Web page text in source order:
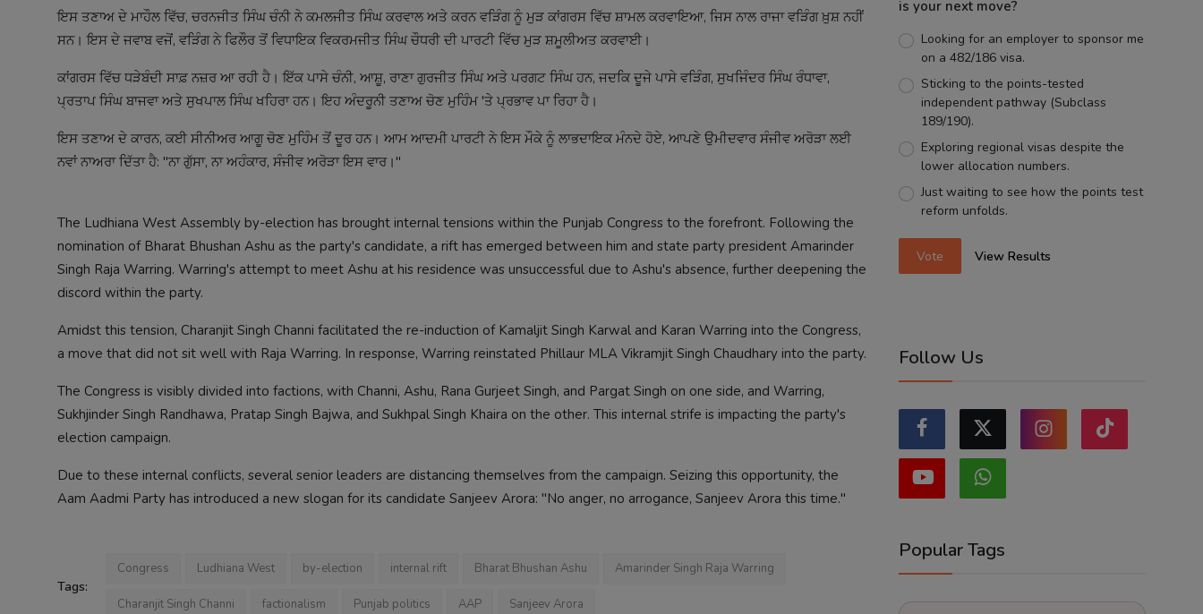
ਇਸ ਤਣਾਅ ਦੇ ਮਾਹੌਲ ਵਿੱਚ, ਚਰਨਜੀਤ ਸਿੰਘ ਚੰਨੀ ਨੇ ਕਮਲਜੀਤ ਸਿੰਘ ਕਰਵਾਲ ਅਤੇ ਕਰਨ ਵੜਿੰਗ ਨੂੰ ਮੁੜ ਕਾਂਗਰਸ ਵਿੱਚ ਸ਼ਾਮਲ ਕਰਵਾਇਆ, ਜਿਸ ਨਾਲ ਰਾਜਾ ਵੜਿੰਗ ਖ਼ੁਸ਼ ਨਹੀਂ
ਸਨ। ਇਸ ਦੇ ਜਵਾਬ ਵਜੋਂ, ਵੜਿੰਗ ਨੇ ਫਿਲੌਰ ਤੋਂ ਵਿਧਾਇਕ ਵਿਕਰਮਜੀਤ ਸਿੰਘ ਚੌਧਰੀ ਦੀ ਪਾਰਟੀ ਵਿੱਚ ਮੁੜ ਸ਼ਮੂਲੀਅਤ ਕਰਵਾਈ।
ਕਾਂਗਰਸ ਵਿੱਚ ਧੜੇਬੰਦੀ ਸਾਫ਼ ਨਜ਼ਰ ਆ ਰਹੀ ਹੈ। ਇੱਕ ਪਾਸੇ ਚੰਨੀ, ਆਸ਼ੂ, ਰਾਣਾ ਗੁਰਜੀਤ ਸਿੰਘ ਅਤੇ ਪਰਗਟ ਸਿੰਘ ਹਨ, ਜਦਕਿ ਦੂਜੇ ਪਾਸੇ ਵੜਿੰਗ, ਸੁਖਜਿੰਦਰ ਸਿੰਘ ਰੰਧਾਵਾ,
ਪ੍ਰਤਾਪ ਸਿੰਘ ਬਾਜਵਾ ਅਤੇ ਸੁਖਪਾਲ ਸਿੰਘ ਖਹਿਰਾ ਹਨ। ਇਹ ਅੰਦਰੂਨੀ ਤਣਾਅ ਚੋਣ ਮੁਹਿੰਮ 'ਤੇ ਪ੍ਰਭਾਵ ਪਾ ਰਿਹਾ ਹੈ।
ਇਸ ਤਣਾਅ ਦੇ ਕਾਰਨ, ਕਈ ਸੀਨੀਅਰ ਆਗੂ ਚੋਣ ਮੁਹਿੰਮ ਤੋਂ ਦੂਰ ਹਨ। ਆਮ ਆਦਮੀ ਪਾਰਟੀ ਨੇ ਇਸ ਮੌਕੇ ਨੂੰ ਲਾਭਦਾਇਕ ਮੰਨਦੇ ਹੋਏ, ਆਪਣੇ ਉਮੀਦਵਾਰ ਸੰਜੀਵ ਅਰੋੜਾ ਲਈ
ਨਵਾਂ ਨਾਅਰਾ ਦਿੱਤਾ ਹੈ: "ਨਾ ਗੁੱਸਾ, ਨਾ ਅਹੰਕਾਰ, ਸੰਜੀਵ ਅਰੋੜਾ ਇਸ ਵਾਰ।"
The Ludhiana West Assembly by-election has brought internal tensions within the Punjab Congress to the forefront. Following the
nomination of Bharat Bhushan Ashu as the party's candidate, a rift has emerged between him and state party president Amarinder
Singh Raja Warring. Warring's attempt to meet Ashu at his residence was unsuccessful due to Ashu's absence, further deepening the
discord within the party.
Amidst this tension, Charanjit Singh Channi facilitated the re-induction of Kamaljit Singh Karwal and Karan Warring into the Congress,
a move that did not sit well with Raja Warring. In response, Warring reinstated Phillaur MLA Vikramjit Singh Chaudhary into the party.
The Congress is visibly divided into factions, with Channi, Ashu, Rana Gurjeet Singh, and Pargat Singh on one side, and Warring,
Sukhjinder Singh Randhawa, Pratap Singh Bajwa, and Sukhpal Singh Khaira on the other. This internal strife is impacting the party's
election campaign.
Due to these internal conflicts, several senior leaders are distancing themselves from the campaign. Seizing this opportunity, the
Aam Aadmi Party has introduced a new slogan for its candidate Sanjeev Arora: "No anger, no arrogance, Sanjeev Arora this time."
Tags:
Congress Ludhiana West by-election internal rift Bharat Bhushan Ashu Amarinder Singh Raja Warring
Charanjit Singh Channi factionalism Punjab politics AAP Sanjeev Arora
is your next move?
Looking for an employer to sponsor me
on a 482/186 visa.
Sticking to the points-tested
independent pathway (Subclass
189/190).
Exploring regional visas despite the
lower allocation numbers.
Just waiting to see how the points test
reform unfolds.
Vote View Results
Follow Us
Popular Tags